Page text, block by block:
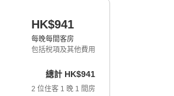
HK$941
每晚每間客房
包括稅項及其他費用
總計 HK$941
2 位住客 1 晚 1 間房